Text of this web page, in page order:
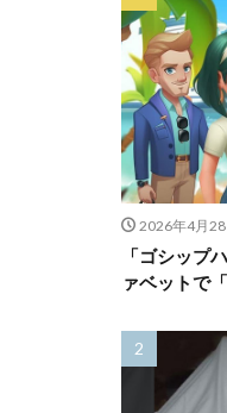
2026年4月28
「ゴシップ
ァベットで